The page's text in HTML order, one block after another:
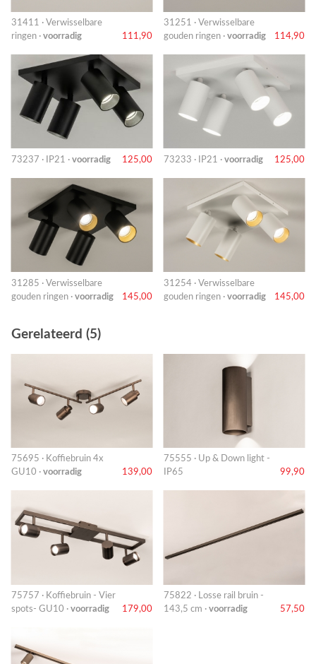
31411 · Verwisselbare
ringen · voorradig 111,90
31251 · Verwisselbare
gouden ringen · voorradig 114,90
73237 · IP21 · voorradig 125,00 73233 · IP21 · voorradig 125,00
31285 · Verwisselbare
gouden ringen · voorradig 145,00
31254 · Verwisselbare
gouden ringen · voorradig 145,00
Gerelateerd (5)
75695 · Koffiebruin 4x
GU10 · voorradig 139,00
75555 · Up & Down light -
IP65
99,90
75757 · Koffiebruin - Vier
spots- GU10 · voorradig 179,00
75822 · Losse rail bruin -
143,5 cm · voorradig 57,50